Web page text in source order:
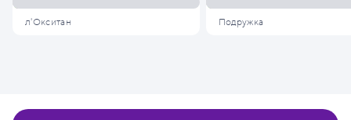
л'Окситан Подружка